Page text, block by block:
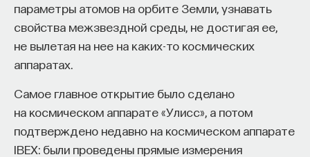
параметры атомов на орбите Земли, узнавать
свойства межзвездной среды, не достигая ее,
не вылетая на нее на каких-то космических
аппаратах.
Самое главное открытие было сделано
на космическом аппарате «Улисс», а потом
подтверждено недавно на космическом аппарате
IBEX: были проведены прямые измерения
НАД МАТЕРИАЛОМ РАБОТАЛИ
Михаил Полуэктов
кандидат медицинских наук, доцент Первого
МГМУ им. И. М. Сеченова